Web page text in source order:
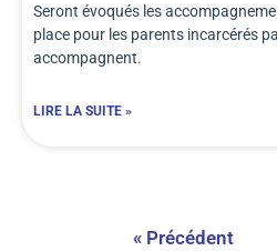
Seront évoqués les
place pour les parents incarcérés
accompagnent.
LIRE LA SUITE »
« Précédent